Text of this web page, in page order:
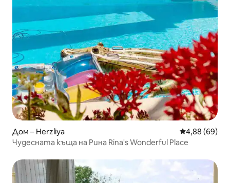
Дом – Herzliya Средна
4,88 (69)
Чудесната къща на Рина Rina's Wonderful Place